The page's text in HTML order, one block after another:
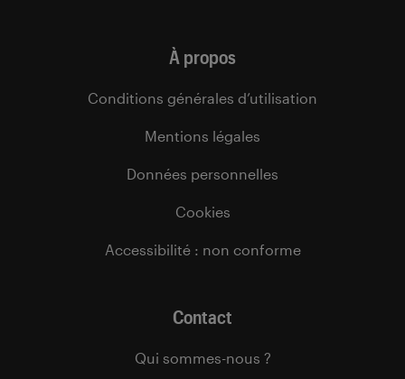
À propos
Conditions générales d’utilisation
Mentions légales
Données personnelles
Cookies
Accessibilité : non conforme
Contact
Qui sommes-nous ?